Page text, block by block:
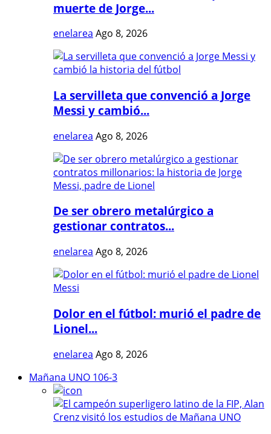
muerte de Jorge...
enelarea Ago 8, 2026
La servilleta que convenció a Jorge
Messi y cambió...
enelarea Ago 8, 2026
De ser obrero metalúrgico a
gestionar contratos...
enelarea Ago 8, 2026
Dolor en el fútbol: murió el padre de
Lionel...
enelarea Ago 8, 2026
Mañana UNO 106-3